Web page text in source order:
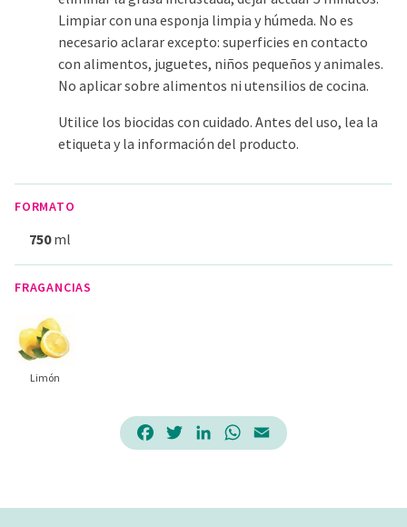
Limpiar con una esponja limpia y húmeda. No es
necesario aclarar excepto: superficies en contacto
con alimentos, juguetes, niños pequeños y animales.
No aplicar sobre alimentos ni utensilios de cocina.
Utilice los biocidas con cuidado. Antes del uso, lea la
etiqueta y la información del producto.
FORMATO
750ml
FRAGANCIAS
Limón
FacebookTwitterLinkedInWhatsApp
Email